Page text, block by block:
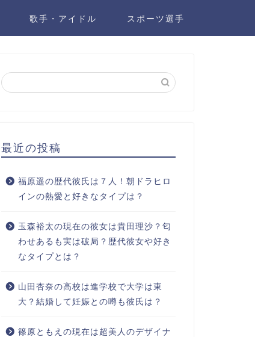
歌手・アイドル スポーツ選手
最近の投稿
福原遥の歴代彼氏は７人！朝ドラヒロ
インの熱愛と好きなタイプは？
玉森裕太の現在の彼女は貴田理沙？匂
わせあるも実は破局？歴代彼女や好き
なタイプとは？
山田杏奈の高校は進学校で大学は東
大？結婚して妊娠との噂も彼氏は？
篠原ともえの現在は超美人のデザイナ